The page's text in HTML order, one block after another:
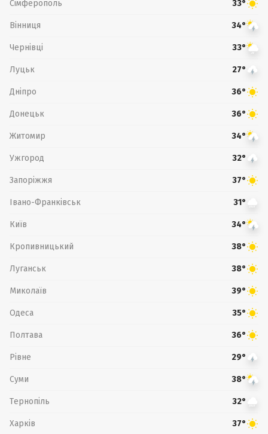
Сімферополь 33°
Вінниця 34°
Чернівці 33°
Луцьк 27°
Дніпро 36°
Донецьк 36°
Житомир 34°
Ужгород 32°
Запоріжжя 37°
Івано-Франківськ 31°
Київ 34°
Кропивницький 38°
Луганськ 38°
Миколаїв 39°
Одеса 35°
Полтава 36°
Рівне 29°
Суми 38°
Тернопіль 32°
Харків 37°